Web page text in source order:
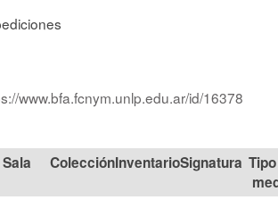
www.bfa.fcnym.unlp.edu.ar/id/16378
Sala Colección Signatura